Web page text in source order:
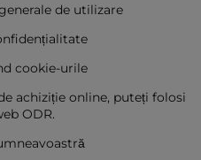
de utilizare
cookie-urile
achiziție online, puteți folosi
ODR.